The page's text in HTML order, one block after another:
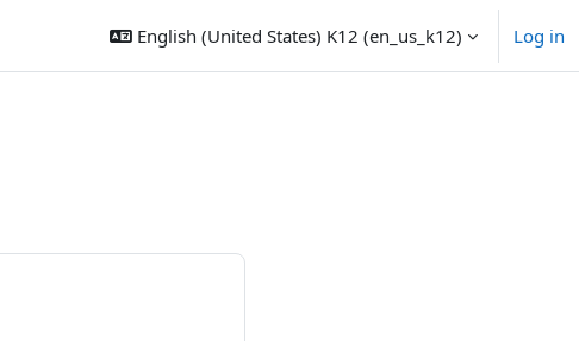
English (United States) K12 ‎(en_us_k12)‎ Log in